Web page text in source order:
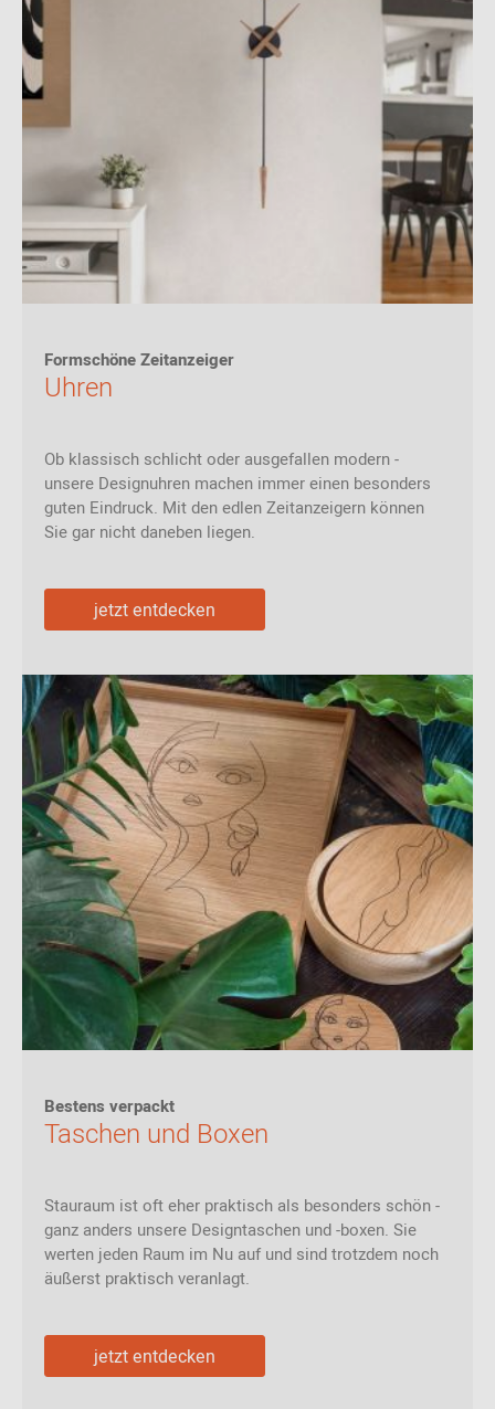
Formschöne Zeitanzeiger
Uhren
Ob klassisch schlicht oder ausgefallen modern -
unsere Designuhren machen immer einen besonders
guten Eindruck. Mit den edlen Zeitanzeigern können
Sie gar nicht daneben liegen.
jetzt entdecken
Bestens verpackt
Taschen und Boxen
Stauraum ist oft eher praktisch als besonders schön -
ganz anders unsere Designtaschen und -boxen. Sie
werten jeden Raum im Nu auf und sind trotzdem noch
äußerst praktisch veranlagt.
jetzt entdecken